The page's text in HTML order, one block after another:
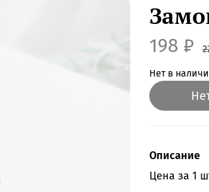
198 ₽
Нет в
Описание
Цена за 1